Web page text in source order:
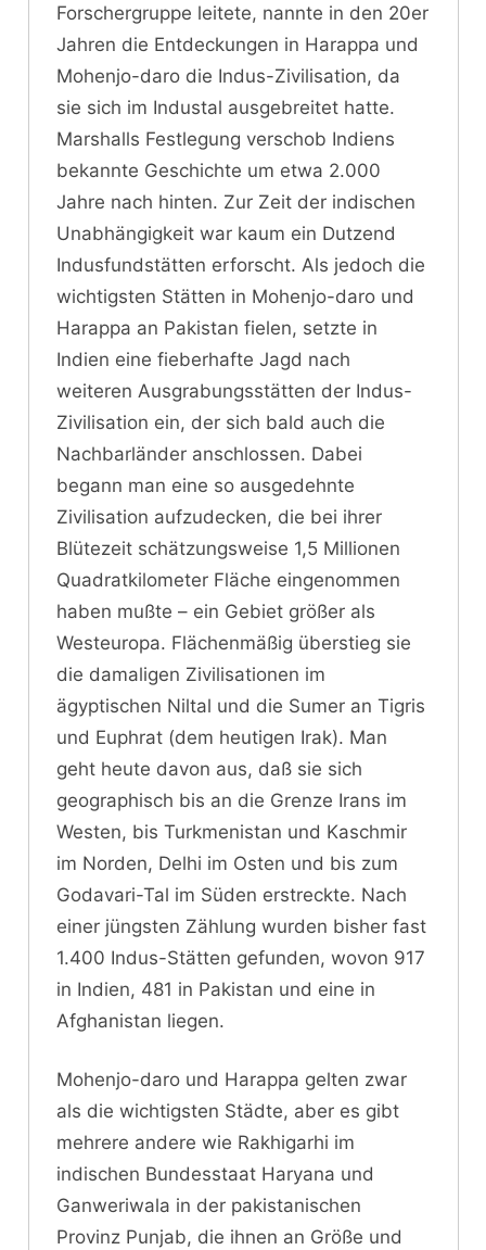
Forschergruppe leitete, nannte in den 20er
Jahren die Entdeckungen in Harappa und
Mohenjo-daro die Indus-Zivilisation, da
sie sich im Industal ausgebreitet hatte.
Marshalls Festlegung verschob Indiens
bekannte Geschichte um etwa 2.000
Jahre nach hinten. Zur Zeit der indischen
Unabhängigkeit war kaum ein Dutzend
Indusfundstätten erforscht. Als jedoch die
wichtigsten Stätten in Mohenjo-daro und
Harappa an Pakistan fielen, setzte in
Indien eine fieberhafte Jagd nach
weiteren Ausgrabungsstätten der Indus-
Zivilisation ein, der sich bald auch die
Nachbarländer anschlossen. Dabei
begann man eine so ausgedehnte
Zivilisation aufzudecken, die bei ihrer
Blütezeit schätzungsweise 1,5 Millionen
Quadratkilometer Fläche eingenommen
haben mußte – ein Gebiet größer als
Westeuropa. Flächenmäßig überstieg sie
die damaligen Zivilisationen im
ägyptischen Niltal und die Sumer an Tigris
und Euphrat (dem heutigen Irak). Man
geht heute davon aus, daß sie sich
geographisch bis an die Grenze Irans im
Westen, bis Turkmenistan und Kaschmir
im Norden, Delhi im Osten und bis zum
Godavari-Tal im Süden erstreckte. Nach
einer jüngsten Zählung wurden bisher fast
1.400 Indus-Stätten gefunden, wovon 917
in Indien, 481 in Pakistan und eine in
Afghanistan liegen.
Mohenjo-daro und Harappa gelten zwar
als die wichtigsten Städte, aber es gibt
mehrere andere wie Rakhigarhi im
indischen Bundesstaat Haryana und
Ganweriwala in der pakistanischen
Provinz Punjab, die ihnen an Größe und